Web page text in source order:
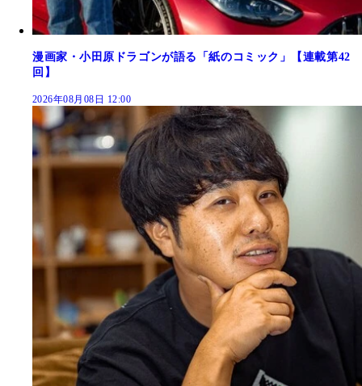
漫画家・小田原ドラゴンが語る「紙のコミック」【連載第42
回】
2026年08月08日 12:00